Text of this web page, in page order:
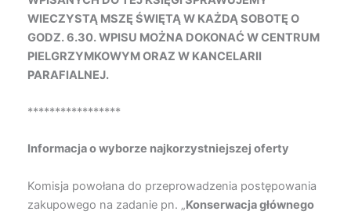
WIECZYSTĄ MSZĘ ŚWIĘTĄ W KAŻDĄ SOBOTĘ O
GODZ. 6.30. WPISU MOŻNA DOKONAĆ W CENTRUM
PIELGRZYMKOWYM ORAZ W KANCELARII
PARAFIALNEJ.
*****************
Informacja o wyborze najkorzystniejszej oferty
Komisja powołana do przeprowadzenia postępowania
zakupowego na zadanie pn. „Konserwacja głównego